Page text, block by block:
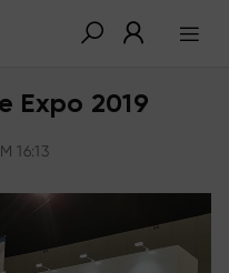
Expo 2019
16:13